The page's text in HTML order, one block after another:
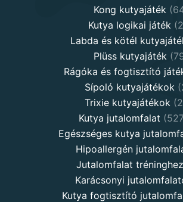
Kong kutyajáték
Kutya logikai játék
Labda és kötél
Plüss kutyajáték
Rágóka és fogtisztító
Sípoló kutyajátékok
Trixie kutyajátékok
Kutya jutalomfalat 527
Egészséges kutya
Hipoallergén
Jutalomfalat tréninghez
Karácsonyi
Kutya fogtisztító